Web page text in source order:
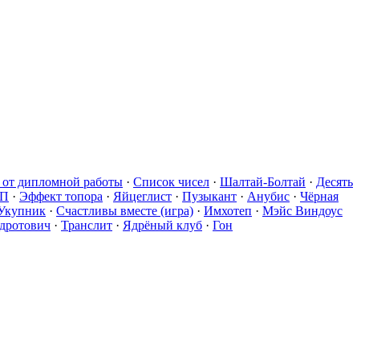
дипломной работы · Список чисел · Шалтай-Болтай · Десять
· Эффект топора · Яйцеглист · Пузыкант · Анубис · Чёрная
· Счастливы вместе (игра) · Имхотеп · Мэйс Виндоус
· Транслит · Ядрёный клуб · Гон